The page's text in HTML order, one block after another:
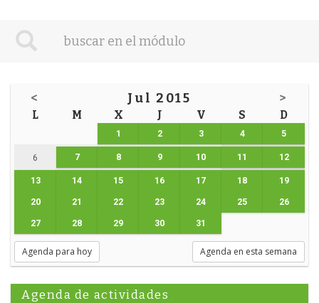
< Jul 2015 >
L M X J V S D
1 2 3 4 5
6 7 8 9 10 11 12
13 14 15 16 17 18 19
20 21 22 23 24 25 26
27 28 29 30 31
Agenda para hoy Agenda en esta semana
Agenda de actividades